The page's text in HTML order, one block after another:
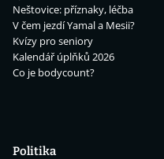
Neštovice: příznaky, léčba
V čem jezdí Yamal a Mesii?
Kvízy pro seniory
Kalendář úplňků 2026
Co je bodycount?
Politika